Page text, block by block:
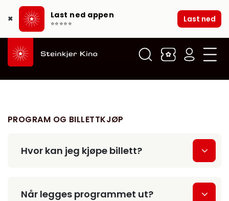
✖ Last ned appen
⭐⭐⭐⭐⭐ Last ned
PROGRAM OG BILLETTKJØP
Hvor kan jeg kjøpe billett?
Når legges programmet ut?